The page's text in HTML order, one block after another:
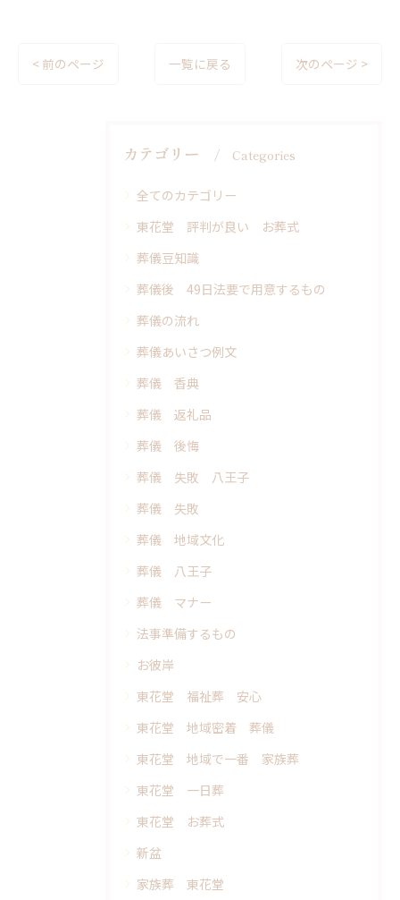
< 前のページ 一覧に戻る 次のページ >
カテゴリー Categories
全てのカテゴリー
東花堂 評判が良い お葬式
葬儀豆知識
葬儀後 49日法要で用意するもの
葬儀の流れ
葬儀あいさつ例文
葬儀 香典
葬儀 返礼品
葬儀 後悔
葬儀 失敗 八王子
葬儀 失敗
葬儀 地域文化
葬儀 八王子
葬儀 マナー
法事準備するもの
お彼岸
東花堂 福祉葬 安心
東花堂 地域密着 葬儀
東花堂 地域で一番 家族葬
東花堂 一日葬
東花堂 お葬式
新盆
家族葬 東花堂